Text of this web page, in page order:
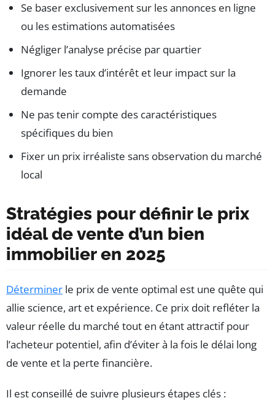
Se baser exclusivement sur les annonces en ligne
ou les estimations automatisées
Négliger l’analyse précise par quartier
Ignorer les taux d’intérêt et leur impact sur la
demande
Ne pas tenir compte des caractéristiques
spécifiques du bien
Fixer un prix irréaliste sans observation du marché
local
Stratégies pour définir le prix
idéal de vente d’un bien
immobilier en 2025
Déterminer le prix de vente optimal est une quête qui
allie science, art et expérience. Ce prix doit refléter la
valeur réelle du marché tout en étant attractif pour
l’acheteur potentiel, afin d’éviter à la fois le délai long
de vente et la perte financière.
Il est conseillé de suivre plusieurs étapes clés :